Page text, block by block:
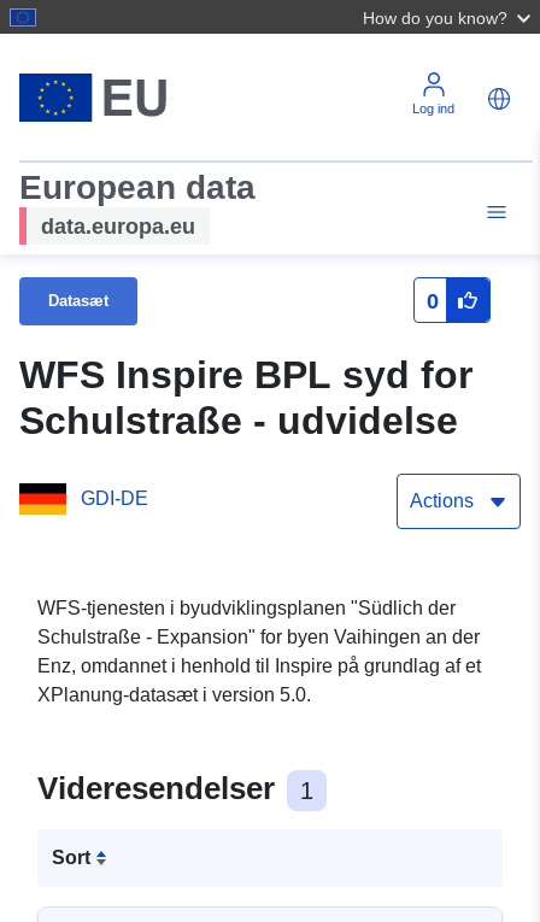
How do you know?
Log ind
European data
data.europa.eu
Datasæt 0
WFS Inspire BPL syd for
Schulstraße - udvidelse
GDI-DE Actions
WFS-tjenesten i byudviklingsplanen "Südlich der
Schulstraße - Expansion" for byen Vaihingen an der
Enz, omdannet i henhold til Inspire på grundlag af et
XPlanung-datasæt i version 5.0.
Videresendelser 1
Sort